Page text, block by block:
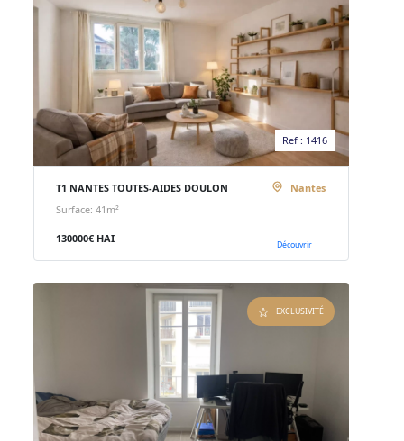
Ref : 1416
T1 NANTES TOUTES-AIDES DOULON
Nantes
Surface: 41m²
130000€ HAI Découvrir
EXCLUSIVITÉ